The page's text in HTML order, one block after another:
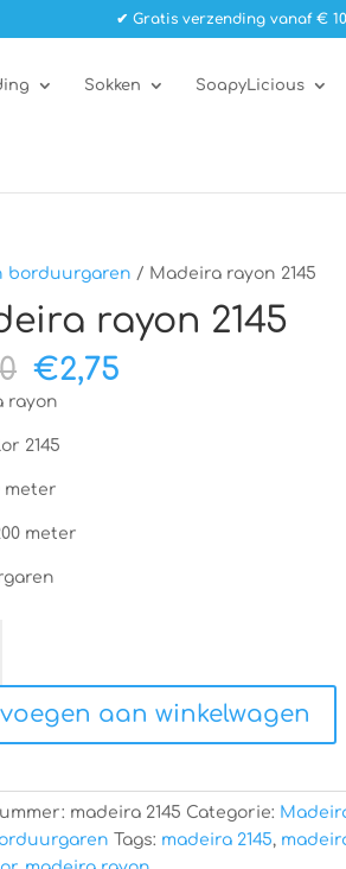
✔ Gratis verzending vanaf €
Sokken SoapyLicious
borduurgaren / Madeira rayon 2145
rayon 2145
Oorspronkelijke
prijs
€3,20.
€2,75
rayon
2145
meter
meter
aan winkelwagen
madeira 2145 Categorie:
Tags: madeira 2145,